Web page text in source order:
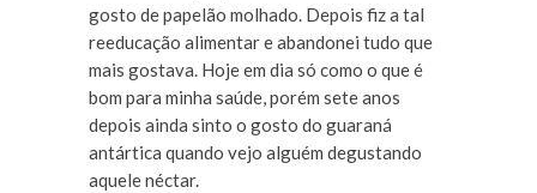
gosto de papelão molhado. Depois fiz a tal
reeducação alimentar e abandonei tudo que
mais gostava. Hoje em dia só como o que é
bom para minha saúde, porém sete anos
depois ainda sinto o gosto do guaraná
antártica quando vejo alguém degustando
aquele néctar.